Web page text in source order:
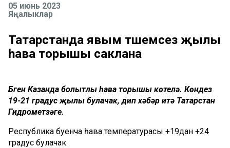
05 июнь 2023
Яңалыклар
Татарстанда явым төшемсез җылы
һава торышы саклана
Бүген Казанда болытлы һава торышы көтелә. Көндез
19-21 градус җылы булачак, дип хәбәр итә Татарстан
Гидрометүзәге.
Республика буенча һава температурасы +19дан +24
градус булачак.